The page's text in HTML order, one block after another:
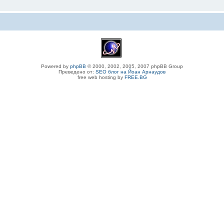
Powered by phpBB © 2000, 2002, 2005, 2007 phpBB Group
Преведено от: SEO блог на Йоан Арнаудов
free web hosting by FREE.BG